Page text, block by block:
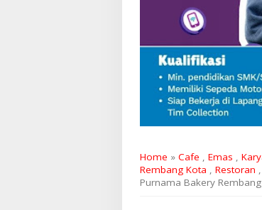
Home » Cafe , Emas ,
Rembang Kota , Restoran ,
Purnama Bakery Rembang